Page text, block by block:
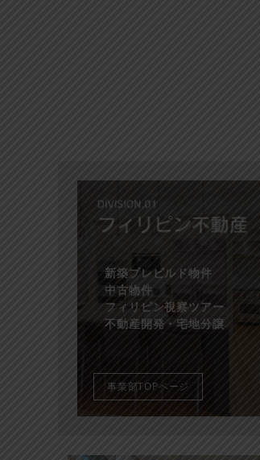
新築プレビルド物件
中古物件
フィリピン視察ツアー
不動産開発・宅地分譲
事業部TOPページ